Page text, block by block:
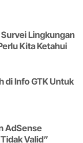
Lingkungan
Kita Ketahui
di Info GTK Untuk
AdSense
Valid”